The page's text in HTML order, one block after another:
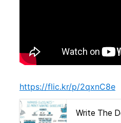
https://flic.kr/p/2qxnC8e